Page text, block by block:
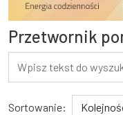
Przetwornik
Wyniki
Sortowanie: